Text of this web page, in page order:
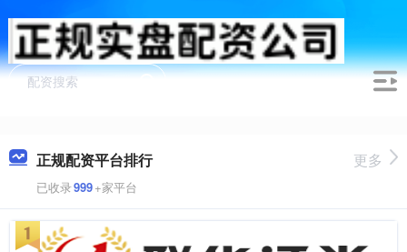
正规配资平台排行
已收录999+家平台
更多